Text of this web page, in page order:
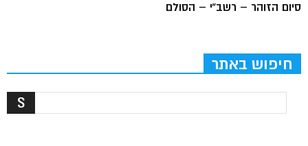
סיום הזוהר – רשב”י – הסולם
חיפוש באתר